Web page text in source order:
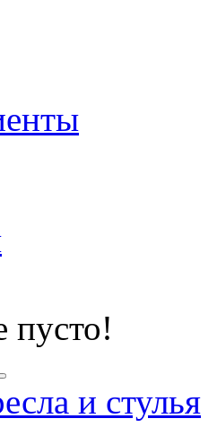
пусто!
и стулья